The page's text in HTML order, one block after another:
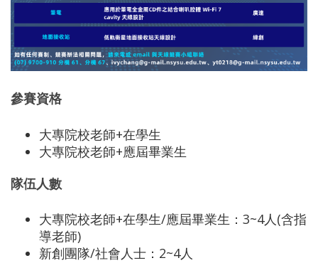
參賽資格
大專院校老師+在學生
大專院校老師+應屆畢業生
隊伍人數
大專院校老師+在學生/應屆畢業生：3~4人(含指
導老師)
新創團隊/社會人士：2~4人